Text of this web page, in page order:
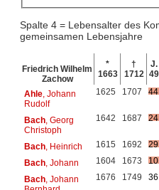
Spalte 4 = Lebensalter des
gemeinsamen Lebensjahre
Friedrich Wilhelm
Zachow
*
1663
†
1712
J.
49
Ahle, Johann
Rudolf
1625 1707 44
Bach, Georg
Christoph
1642 1687 24
Bach, Heinrich 1615 1692
29
Bach, Johann 1604 1673
10
Bach, Johann
1676 1749 36